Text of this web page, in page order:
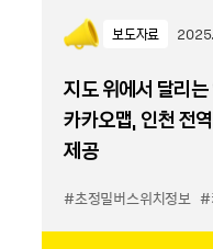
보도자료
지도 위에서 달리
카카오맵, 인천 전
제공
#초정밀버스위치정보 #